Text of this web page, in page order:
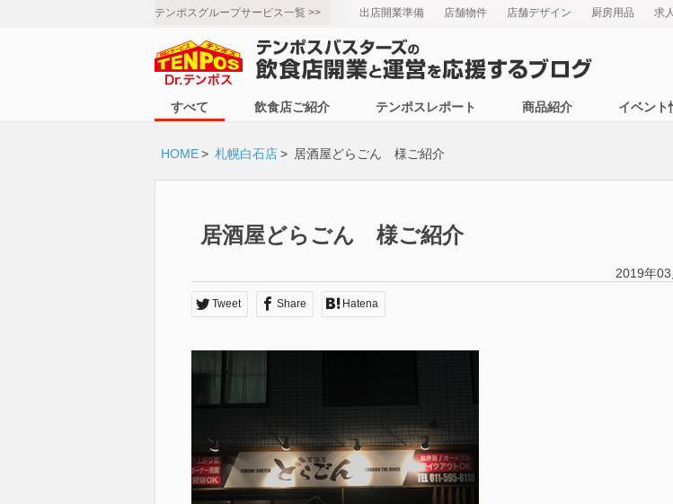
テンポスグループサービス一覧 >> 出店開業準備 店舗物件 店舗デザイン 厨房用品 求
すべて 飲食店ご紹介 テンポスレポート 商品紹介 イベント
HOME> 札幌白石店> 居酒屋どらごん 様ご紹介
居酒屋どらごん 様ご紹介
2019年
Tweet Share Hatena